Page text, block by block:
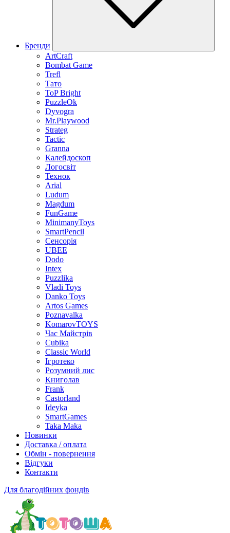
Бренди
ArtCraft
Bombat Game
Trefl
Тато
ToP Bright
PuzzleOk
Dyvogra
Mr.Playwood
Strateg
Tactic
Granna
Калейдоскоп
Логосвіт
Технок
Arial
Ludum
Magdum
FunGame
MinimanyToys
SmartPencil
Сенсорія
UBEE
Dodo
Intex
Puzzlika
Vladi Toys
Danko Toys
Artos Games
Poznavalka
KomarovTOYS
Час Майстрів
Cubika
Classic World
Ігротеко
Розумний лис
Книголав
Frank
Castorland
Ideyka
SmartGames
Taka Maka
Новинки
Доставка / оплата
Обмін - повернення
Відгуки
Контакти
Для благодійних фондів